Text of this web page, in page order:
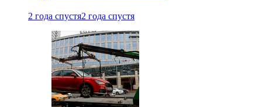
2 года спустя2 года спустя